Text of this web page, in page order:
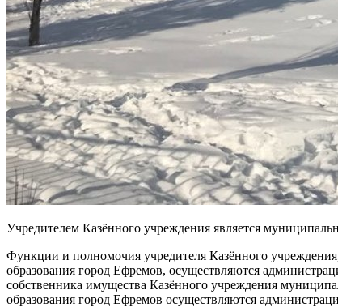
Учредителем Казённого учреждения является
Функции и полномочия учредителя Казённого
образования город Ефремов, осуществляются
собственника имущества Казённого учреждения
образования город Ефремов осуществляются